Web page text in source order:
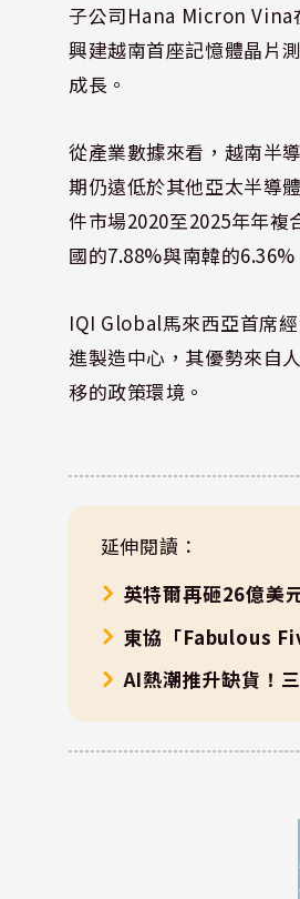
子公司Hana Micron Vina
興建越南首座記憶體晶片
成長。
從產業數據來看，越南半
期仍遠低於其他亞太半導
件市場2020至2025年年複
國的7.88%與南韓的6.36%
IQI Global馬來西亞首席
進製造中心，其優勢來自
移的政策環境。
延伸閱讀：
英特爾再砸26億美
東協「Fabulous
AI熱潮推升缺貨！